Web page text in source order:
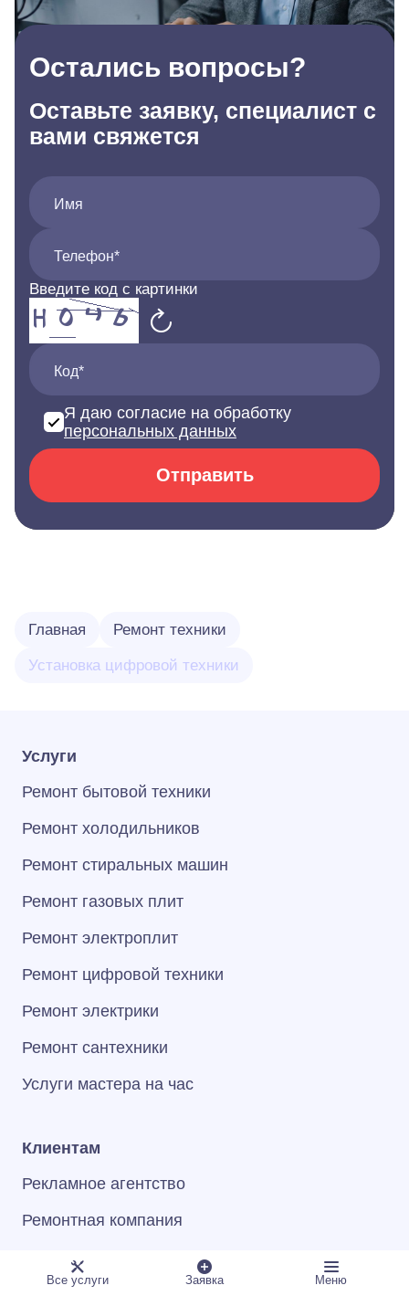
Остались вопросы?
Оставьте заявку, специалист с
вами свяжется
Имя
Телефон*
Введите код с картинки
Код*
Я даю согласие на обработку
персональных данных
Отправить
Главная Ремонт техники
Установка цифровой техники
Услуги
Ремонт бытовой техники
Ремонт холодильников
Ремонт стиральных машин
Ремонт газовых плит
Ремонт электроплит
Ремонт цифровой техники
Ремонт электрики
Ремонт сантехники
Услуги мастера на час
Клиентам
Рекламное агентство
Ремонтная компания
Ремонт квартир
Все услуги Заявка Меню